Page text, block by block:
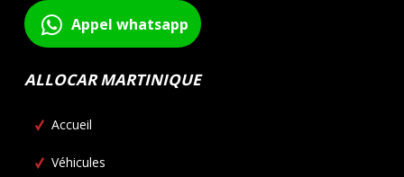
Appel whatsapp
ALLOCAR MARTINIQUE
Accueil
Véhicules